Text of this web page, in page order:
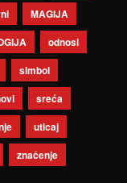
MAGIJA
odnosi
simbol
sreća
uticaj
značenje